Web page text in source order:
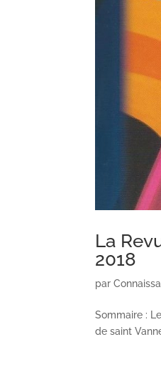
La
2018
par
Sommaire :
de saint